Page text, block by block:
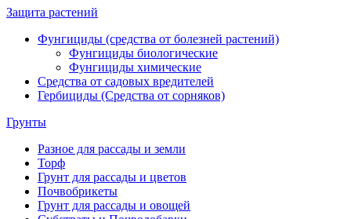
Защита растений
Фунгициды (средства от болезней растений)
Фунгициды биологические
Фунгициды химические
Средства от садовых вредителей
Гербициды (Средства от сорняков)
Грунты
Разное для рассады и земли
Торф
Грунт для рассады и цветов
Почвобрикеты
Грунт для рассады и овощей